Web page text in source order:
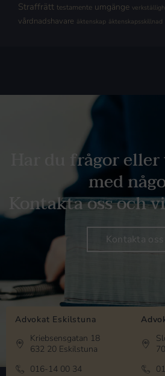
Straffrätt testamente umgänge
vårdnadshavare äktenskap äktenskapsskillnad
Har du frågor
med
Kontakta oss och
Kontakta oss
Advokat Eskilstuna
Kriebsensgatan 18
632 20 Eskilstuna
016-14 00 34